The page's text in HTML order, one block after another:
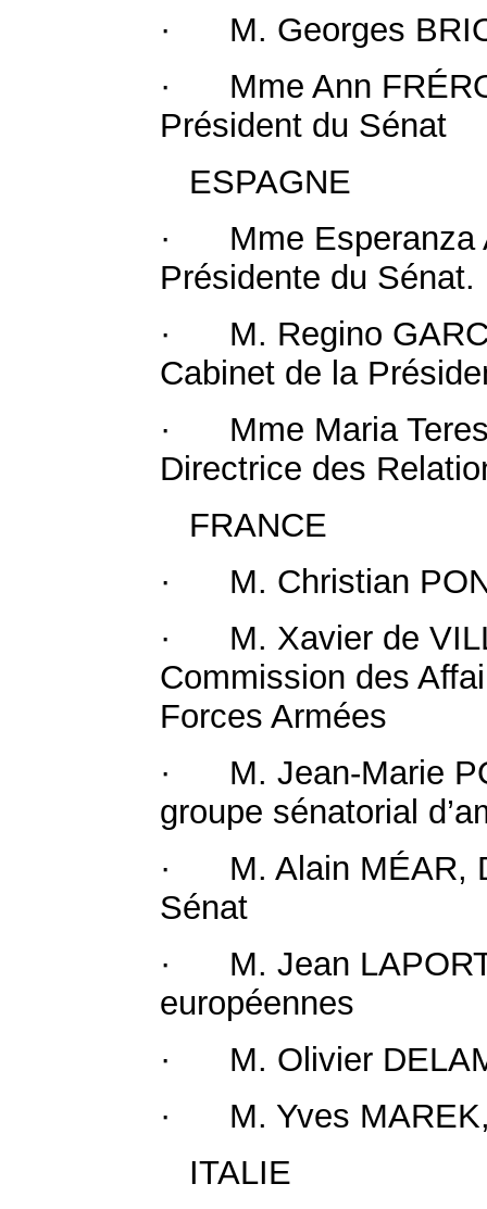
· M. Georges
· Mme Ann
Président du Sénat
ESPAGNE
· Mme Esperanza
Présidente du Sénat.
· M. Regino
Cabinet de la
· Mme Maria
Directrice des
FRANCE
· M. Christian
· M. Xavier de
Commission des
Forces Armées
· M. Jean-Marie
groupe sénatorial
· M. Alain MÉAR,
Sénat
· M. Jean
européennes
· M. Olivier
· M. Yves MAREK,
ITALIE